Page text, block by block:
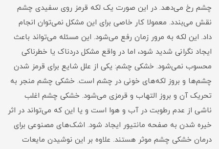
چشم رخ می‌دهد. در این صورت یک لکه قرمز روی سفیدی چشم
نقش می‌بندد. معمولا کار خاصی برای این مشکل نمی‌توان انجام
داد. این لکه به مرور زمان رفع می‌شود. این مسئله می‌تواند باعث
ایجاد نگرانی شدید شود، اما در واقع مشکل دردناک یا خطرناکی
محسوب نمی‌شود. خشکی چشم: یکی از علل شایع برای قرمز شدن
چشم‌ها و بروز لکه‌های خونی در چشم است. خشکی چشم منجر به
تحریک آن و بروز التهاب و قرمزی می‌شود. خشکی چشم اغلب
ناشی از عدم رطوبت در آب و هوا است و یا این که می‌تواند در اثر
خیره شدن به صفحه مانتیور ایجاد شود. اشک‌های مصنوعی برای
درمان خشکی چشم موثر هستند. علاوه بر این نوشیدن مایعات